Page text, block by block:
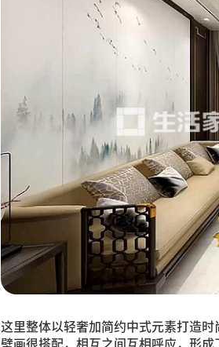
这里整体以轻奢加简约中式元素打造
壁画很搭配，相互之间互相呼应，形